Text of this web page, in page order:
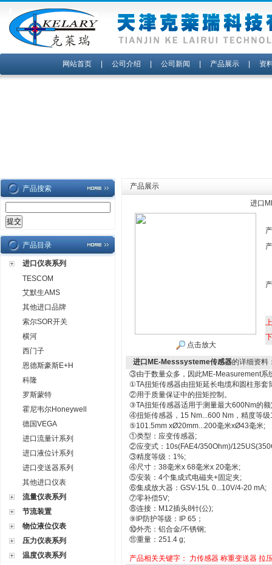
网站首页| 公司介绍 公司新闻 产品展示| 资
产品搜索
产品目录
进口仪表系列
TESCOM
艾默生AMS
其他进口品牌
索尔SOR开关
横河
西门子
恩德斯豪斯E+H
科隆
罗斯蒙特
霍尼韦尔Honeywell
德国VEGA
进口流量计系列
进口液位计系列
进口变送器系列
其他进口仪表
流量仪表系列
节流装置
物位液位仪表
压力仪表系列
温度仪表系列
产品展示
进口
点击放大
进口ME-Messsysteme传感器的详细资料
③由于数量众多，因此ME-Measurement系
①TA扭矩传感器由扭矩延长电缆和圆柱形套
②用于质量保证中的扭矩控制。
③TA扭矩传感器适用于测量最大600Nm的
④扭矩传感器，15 Nm...600 Nm，精度等级
⑤101.5mm xØ20mm...200毫米xØ43毫米;
①类型：应变传感器;
②应变式：10s(FAE4/350Ohm)/
③精度等级：1%;
④尺寸：38毫米x 68毫米x 20毫米;
⑤安装：4个集成式电磁夹+固定夹;
⑥集成放大器：GSV-15L 0...10V/4-20 mA;
⑦零补偿5V;
⑧连接：M12插头8针(公);
⑨IP防护等级：IP 65；
⑩外壳：铝合金/不锈钢;
⑪重量：251.4 g;
产品相关关键字： 力传感器 称重变送器 拉